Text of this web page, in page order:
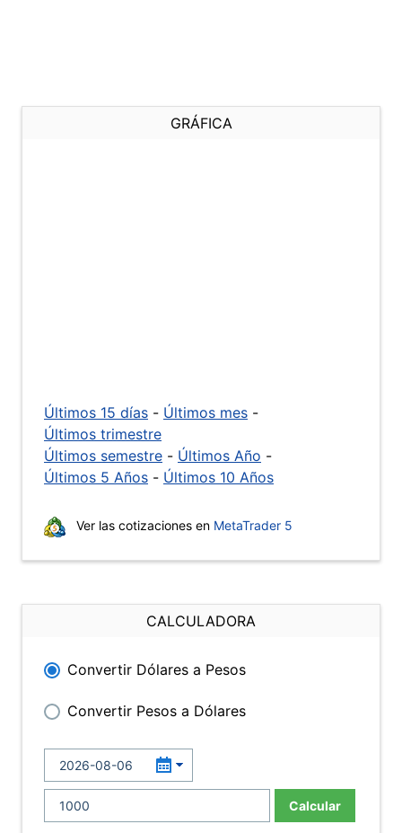
GRÁFICA
Últimos 15 días - Últimos mes -
Últimos trimestre
Últimos semestre - Últimos Año -
Últimos 5 Años - Últimos 10 Años
Ver las cotizaciones en MetaTrader 5
CALCULADORA
Convertir Dólares a Pesos
Convertir Pesos a Dólares
Calcular